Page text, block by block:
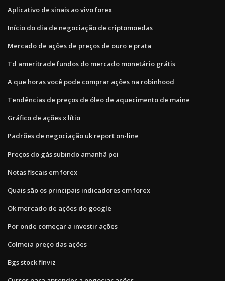
Aplicativo de sinais ao vivo forex
Início do dia de negociação de criptomoedas
Mercado de ações de preços de ouro e prata
Td ameritrade fundos do mercado monetário grátis
A que horas você pode comprar ações na robinhood
Tendências de preços de óleo de aquecimento de maine
Gráfico de ações x lítio
Padrões de negociação uk report on-line
Preços do gás subindo amanhã pei
Notas fiscais em forex
Quais são os principais indicadores em forex
Ok mercado de ações do google
Por onde começar a investir ações
Colmeia preço das ações
Bgs stock finviz